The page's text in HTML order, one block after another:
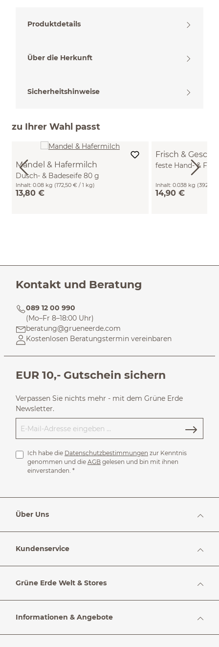
Produktdetails
Über die Herkunft
Sicherheitshinweise
zu Ihrer Wahl passt
Mandel & Hafermilch
Dusch- & Badeseife 80 g
Inhalt: 0.08 kg (172,50 € / 1 kg)
13,80 €
Frisch &
feste Hand- &
Inhalt: 0.038 kg (392,11
14,90 €
Kontakt und Beratung
089 12 00 990
(Mo–Fr 8–18:00 Uhr)
beratung@grueneerde.com
Kostenlosen Beratungstermin vereinbaren
EUR 10,- Gutschein sichern
Verpassen Sie nichts mehr - mit dem Grüne Erde
Newsletter.
Ich habe die Datenschutzbestimmungen zur Kenntnis
genommen und die AGB gelesen und bin mit ihnen
einverstanden. *
Über Uns
Kundenservice
Grüne Erde Welt & Stores
Informationen & Angebote